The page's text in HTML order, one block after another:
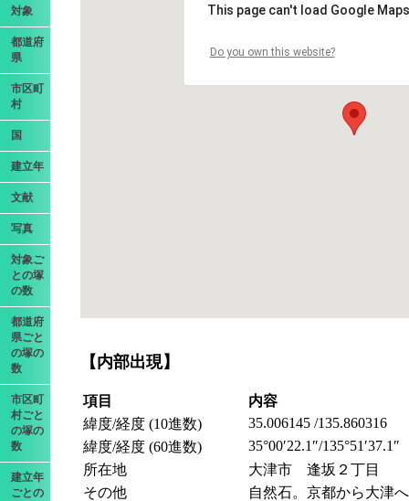
対象
都道府
県
市区町
村
国
建立年
文献
写真
対象ご
との塚
の数
都道府
県ごと
の塚の
数
市区町
村ごと
の塚の
数
建立年
ごとの
This page can't load Google
Do you own this website?
【内部出現】
項目
内容
緯度/経度 (10進数)
35.006145 /135.860316
緯度/経度 (60進数)
35°00′22.1″/135°51′37.1″
所在地
大津市 逢坂２丁目
その他
自然石。京都から大津